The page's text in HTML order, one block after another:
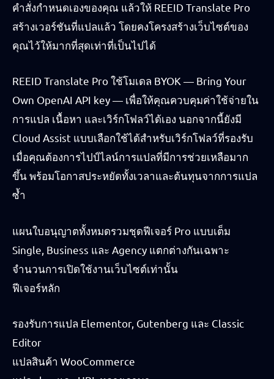
คำสั่งกำหนดเองของคุณ แล้วให้ REEID Translate Pro
สร้างเวอร์ชันที่แปลแล้ว โดยคงโครงสร้างเว็บไซต์ของ
คุณไว้ให้มากที่สุดเท่าที่เป็นไปได้
REEID Translate Pro ใช้โมเดล BYOK — Bring Your
Own OpenAI API key — เพื่อให้คุณควบคุมค่าใช้จ่ายใน
การแปล เนื้อหา และเวิร์กโฟลว์ได้เอง นอกจากนี้ยังมี
Cloud Assist แบบเลือกใช้ได้สำหรับเวิร์กโฟลว์ที่รองรับ
เมื่อคุณต้องการไปป์ไลน์การแปลที่มีการช่วยเหลือมาก
ขึ้น พร้อมโอกาสประหยัดทั้งเวลาและต้นทุนจากการแปล
ซ้ำ
แผนใบอนุญาตทั้งหมดรวมชุดฟีเจอร์ Pro แบบเต็ม
Single, Business และ Agency แตกต่างกันเฉพาะ
จำนวนการเปิดใช้งานเว็บไซต์เท่านั้น
ฟีเจอร์หลัก
รองรับการแปล Elementor, Gutenberg และ Classic
Editor
แปลสินค้า WooCommerce